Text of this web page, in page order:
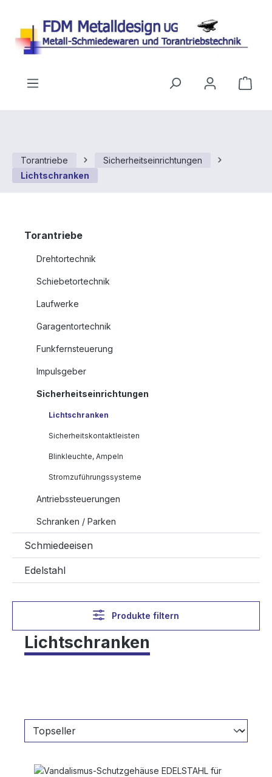
Torantriebe
Sicherheitseinrichtungen
Lichtschranken
Torantriebe
Drehtortechnik
Schiebetortechnik
Laufwerke
Garagentortechnik
Funkfernsteuerung
Impulsgeber
Sicherheitseinrichtungen
Lichtschranken
Sicherheitskontaktleisten
Blinkleuchte, Ampeln
Stromzuführungssysteme
Antriebssteuerungen
Schranken / Parken
Schmiedeeisen
Edelstahl
Produkte filtern
Lichtschranken